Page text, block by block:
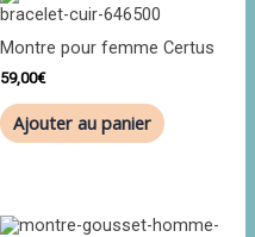
Montre pour femme Certus
59,00€
Ajouter au panier